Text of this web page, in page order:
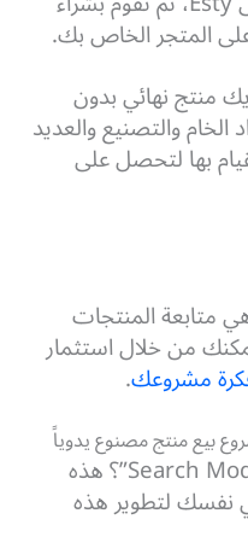
المتجر الخاص بك.
منتج نهائي بدون
والتصنيع والعديد
بها لتحصل على
المنتجات
من خلال استثمار
مشروعك.
بيع منتج مصنوع يدوياً
هل سمعت من قبل جملة “Search Mode”؟ هذه
نفسك لتطوير هذه